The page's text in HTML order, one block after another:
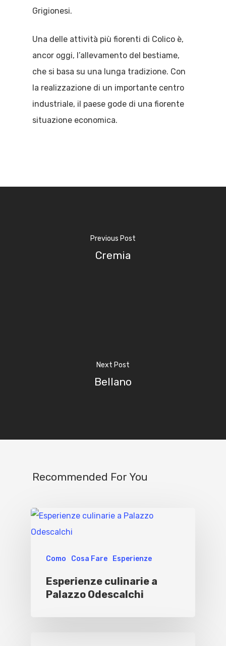
Grigionesi.
Una delle attività più fiorenti di Colico è,
ancor oggi, l’allevamento del bestiame,
che si basa su una lunga tradizione. Con
la realizzazione di un importante centro
industriale, il paese gode di una fiorente
situazione economica.
Previous Post
Cremia
Next Post
Bellano
Recommended For You
Como Cosa Fare Esperienze
Esperienze culinarie a
Palazzo Odescalchi